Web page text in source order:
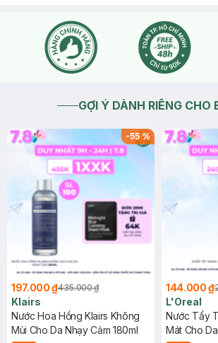
GỢI Ý DÀNH RIÊNG CHO
-55%
197.000 ₫435.000 ₫
Klairs
Nước Hoa Hồng Klairs Không
Mùi Cho Da Nhạy Cảm 180ml
144.000 ₫
L'Oreal
Nước Tẩy
Mát Cho